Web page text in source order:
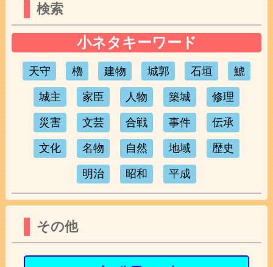
検索
小ネタキーワード
天守 櫓 建物 城郭 石垣 鯱
城主 家臣 人物 築城 修理
災害 文芸 合戦 事件 伝承
文化 名物 自然 地域 歴史
明治 昭和 平成
その他